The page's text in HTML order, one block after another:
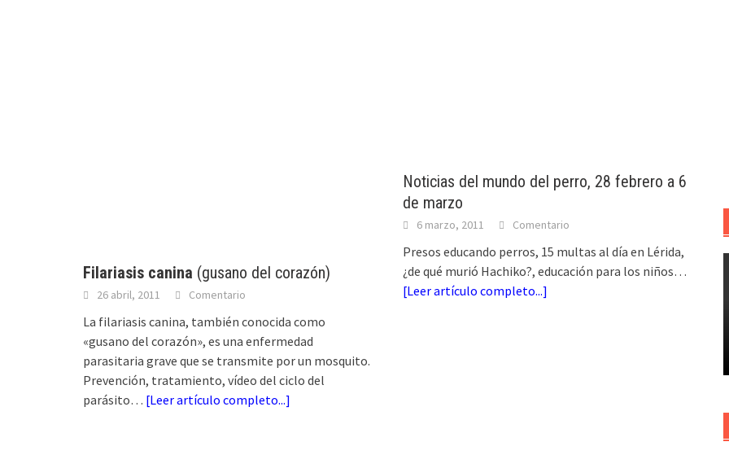
Filariasis canina (gusano del corazón)
26 abril, 2011 Comentario
La filariasis canina, también conocida como
«gusano del corazón», es una enfermedad
parasitaria grave que se transmite por un mosquito.
Prevención, tratamiento, vídeo del ciclo del
parásito… [Leer artículo completo...]
Noticias del mundo del perro, 28 febrero a 6
de marzo
6 marzo, 2011 Comentario
Presos educando perros, 15 multas al día en Lérida,
¿de qué murió Hachiko?, educación para los niños…
[Leer artículo completo...]